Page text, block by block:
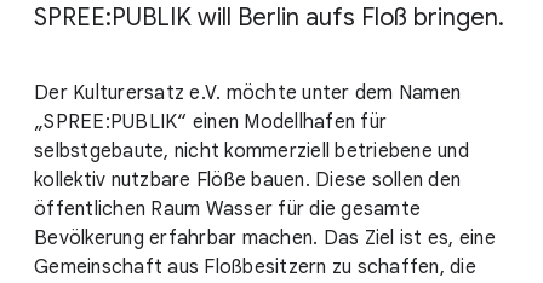
SPREE:PUBLIK will Berlin aufs Floß bringen.
Der Kulturersatz e.V. möchte unter dem Namen
„SPREE:PUBLIK“ einen Modellhafen für
selbstgebaute, nicht kommerziell betriebene und
kollektiv nutzbare Flöße bauen. Diese sollen den
öffentlichen Raum Wasser für die gesamte
Bevölkerung erfahrbar machen. Das Ziel ist es, eine
Gemeinschaft aus Floßbesitzern zu schaffen, die